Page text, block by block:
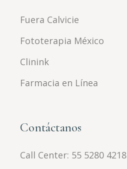
Fuera Calvicie
Fototerapia México
Clinink
Farmacia en Línea
Contáctanos
Call Center: 55 5280 4218